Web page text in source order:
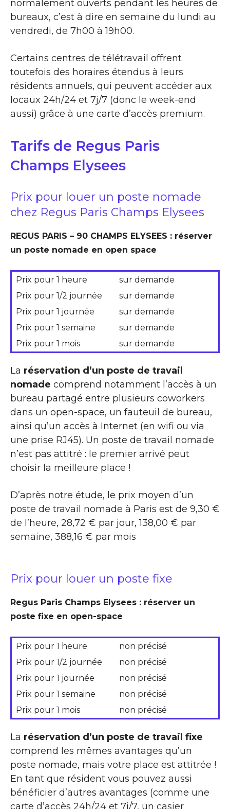
normalement ouverts pendant les heures de
bureaux, c’est à dire en semaine du lundi au
vendredi, de 7h00 à 19h00.
Certains centres de télétravail offrent
toutefois des horaires étendus à leurs
résidents annuels, qui peuvent accéder aux
locaux 24h/24 et 7j/7 (donc le week-end
aussi) grâce à une carte d’accès premium.
Tarifs de Regus Paris
Champs Elysees
Prix pour louer un poste nomade
chez Regus Paris Champs Elysees
REGUS PARIS – 90 CHAMPS ELYSEES : réserver
un poste nomade en open space
Prix pour 1 heure
sur demande
Prix pour 1/2 journée
sur demande
Prix pour 1 journée
sur demande
Prix pour 1 semaine
sur demande
Prix pour 1 mois
sur demande
La réservation d’un poste de travail
nomade comprend notamment l’accès à un
bureau partagé entre plusieurs coworkers
dans un open-space, un fauteuil de bureau,
ainsi qu’un accès à Internet (en wifi ou via
une prise RJ45). Un poste de travail nomade
n’est pas attitré : le premier arrivé peut
choisir la meilleure place !
D’après notre étude, le prix moyen d’un
poste de travail nomade à Paris est de 9,30 €
de l’heure, 28,72 € par jour, 138,00 € par
semaine, 388,16 € par mois
Prix pour louer un poste fixe
Regus Paris Champs Elysees : réserver un
poste fixe en open-space
Prix pour 1 heure
non précisé
Prix pour 1/2 journée
non précisé
Prix pour 1 journée
non précisé
Prix pour 1 semaine
non précisé
Prix pour 1 mois
non précisé
La réservation d’un poste de travail fixe
comprend les mêmes avantages qu’un
poste nomade, mais votre place est attitrée !
En tant que résident vous pouvez aussi
bénéficier d’autres avantages (comme une
carte d’accès 24h/24 et 7j/7, un casier